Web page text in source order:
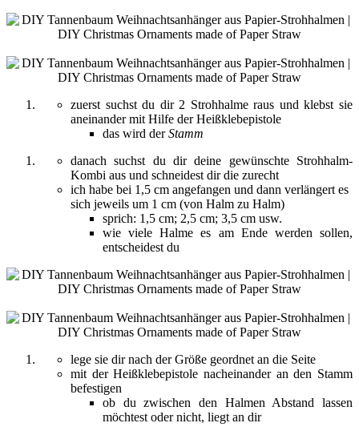
zuerst suchst du dir 2 Strohhalme raus und klebst sie
aneinander mit Hilfe der Heißklebepistole
das wird derStamm
danach suchst du dir deine gewünschte Strohhalm-
Kombi aus und schneidest dir die zurecht
ich habe bei 1,5 cm angefangen und dann verlängert es
sich jeweils um 1 cm (von Halm zu Halm)
sprich: 1,5 cm; 2,5 cm; 3,5 cm usw.
wie viele Halme es am Ende werden sollen,
entscheidest du
lege sie dir nach der Größe geordnet an die Seite
mit der Heißklebepistole nacheinander an den Stamm
befestigen
ob du zwischen den Halmen Abstand lassen
möchtest oder nicht, liegt an dir